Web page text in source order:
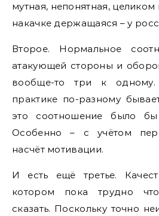
мутная, непонятная,
накачке держащаяся – у
Второе. Нормальное
атакующей стороны и
вообще-то три к
практике по-разному
это соотношение было
Особенно – с учётом
насчёт мотивации.
И есть ещё третье.
котором пока трудно
сказать. Поскольку точно